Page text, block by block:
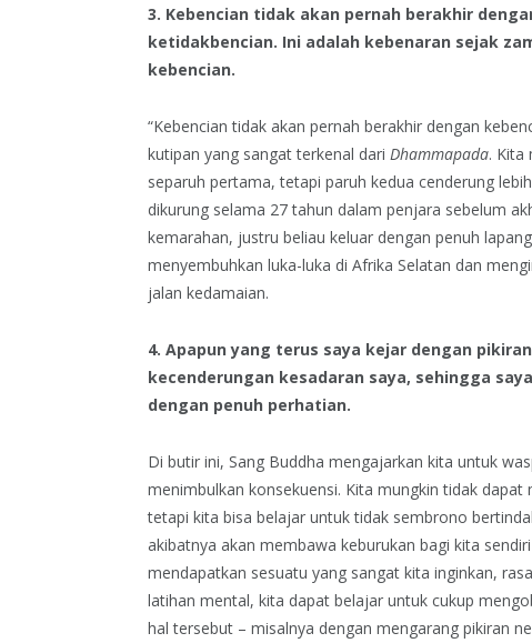
3. Kebencian tidak akan pernah berakhir
ketidakbencian. Ini adalah kebenaran sejak
kebencian.
“Kebencian tidak akan pernah berakhir dengan
kutipan yang sangat terkenal dari Dhammapada. Kita
separuh pertama, tetapi paruh kedua cenderung
dikurung selama 27 tahun dalam penjara sebelum
kemarahan, justru beliau keluar dengan penuh
menyembuhkan luka-luka di Afrika Selatan dan
jalan kedamaian.
4. Apapun yang terus saya kejar dengan
kecenderungan kesadaran saya, sehingga
dengan penuh perhatian.
Di butir ini, Sang Buddha mengajarkan kita untuk
menimbulkan konsekuensi. Kita mungkin tidak
tetapi kita bisa belajar untuk tidak sembrono
akibatnya akan membawa keburukan bagi kita
mendapatkan sesuatu yang sangat kita inginkan,
latihan mental, kita dapat belajar untuk cukup
hal tersebut – misalnya dengan mengarang pikiran